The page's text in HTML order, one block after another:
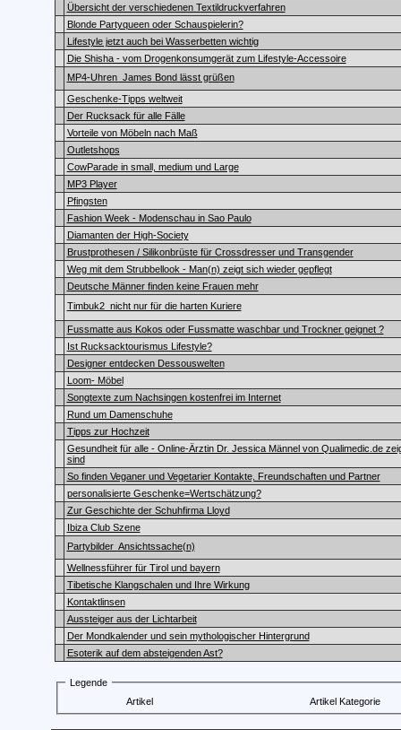
Übersicht der verschiedenen Textildruckverfahren
Blonde Partyqueen oder Schauspielerin?
Lifestyle jetzt auch bei Wasserbetten wichtig
Die Shisha - vom Drogenkonsumgerät zum Lifestyle-Accessoire
MP4-Uhren  James Bond lässt grüßen
Geschenke-Tipps weltweit
Der Rucksack für alle Fälle
Vorteile von Möbeln nach Maß
Outletshops
CowParade in small, medium und Large
MP3 Player
Pfingsten
Fashion Week - Modenschau in Sao Paulo
Diamanten der High-Society
Brustprothesen / Silikonbrüste für Crossdresser und Transgender
Weg mit dem Strubbellook - Man(n) zeigt sich wieder gepflegt
Deutsche Männer finden keine Frauen mehr
Timbuk2  nicht nur für die harten Kuriere
Fussmatte aus Kokos oder Fussmatte waschbar und Trockner geignet ?
Ist Rucksacktourismus Lifestyle?
Designer entdecken Dessouswelten
Loom- Möbel
Songtexte zum Nachsingen kostenfrei im Internet
Rund um Damenschuhe
Tipps zur Hochzeit
Gesundheit für alle - Online-Ärztin Dr. Jessica Männel von Qualimedic.de
sind
So finden Veganer und Vegetarier Kontakte, Freundschaften und Partner
personalisierte Geschenke=Wertschätzung?
Zur Geschichte der Schuhfirma Lloyd
Ibiza Club Szene
Partybilder  Ansichtssache(n)
Wellnessführer für Tirol und bayern
Tibetische Klangschalen und Ihre Wirkung
Kontaktlinsen
Aussteiger aus der Lichtarbeit
Der Mondkalender und sein mythologischer Hintergrund
Esoterik auf dem absteigenden Ast?
Legende
Artikel
Artikel Kategorie